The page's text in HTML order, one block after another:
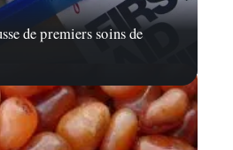
de premiers soins de